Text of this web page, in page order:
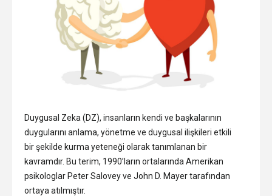
Duygusal Zeka (DZ), insanların kendi ve başkalarının
duygularını anlama, yönetme ve duygusal ilişkileri etkili
bir şekilde kurma yeteneği olarak tanımlanan bir
kavramdır. Bu terim, 1990’ların ortalarında Amerikan
psikologlar Peter Salovey ve John D. Mayer tarafından
ortaya atılmıştır.